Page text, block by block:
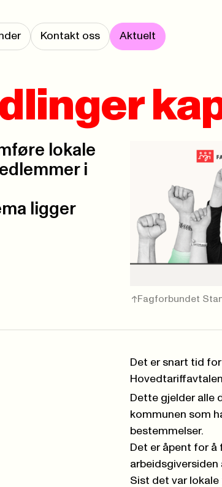
Kontakt oss Aktuelt
lokale
i
ligger
Fagforbundet
Det er snart tid
Dette gjelder alle
kommunen som
bestemmelser.
Det er åpent for å
arbeidsgiversiden
Sist det var